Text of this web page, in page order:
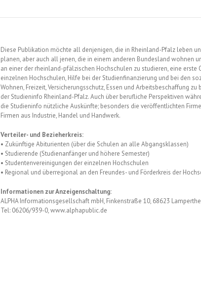
Diese Publikation möchte all denjenigen, die in Rheinland-Pfalz leben
planen, aber auch all jenen, die in einem anderen Bundesland wohnen
an einer der rheinland-pfälzischen Hochschulen zu studieren, eine erste
einzelnen Hochschulen, Hilfe bei der Studienfinanzierung und bei den
Wohnen, Freizeit, Versicherungsschutz, Essen und Arbeitsbeschaffung
der Studieninfo Rheinland-Pfalz. Auch über berufliche Perspektiven
die Studieninfo nützliche Auskünfte; besonders die veröffentlichten
Firmen aus Industrie, Handel und Handwerk.
Verteiler- und Bezieherkreis:
• Zukünftige Abiturienten (über die Schulen an alle Abgangsklassen)
• Studierende (Studienanfänger und höhere Semester)
• Studentenvereinigungen der einzelnen Hochschulen
• Regional und überregional an den Freundes- und Förderkreis der
Informationen zur Anzeigenschaltung:
ALPHA Informationsgesellschaft mbH, Finkenstraße 10, 68623
Tel: 06206/939-0,www.alphapublic.de